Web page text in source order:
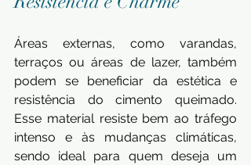
Áreas externas, como varandas,
terraços ou áreas de lazer, também
podem se beneficiar da estética e
resistência do cimento queimado.
Esse material resiste bem ao tráfego
intenso e às mudanças climáticas,
sendo ideal para quem deseja um